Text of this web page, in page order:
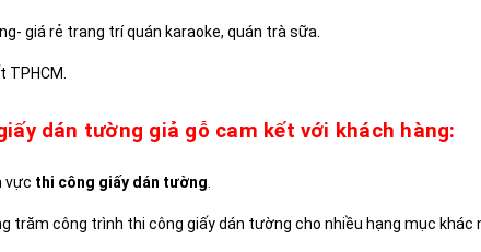
giá rẻ trang trí quán karaoke, quán trà sữa.
TPHCM.
dán tường giả gỗ cam kết với khách hàng:
vực thi công giấy dán tường
trăm công trình thi công giấy dán tường cho nhiều hạng mục khác